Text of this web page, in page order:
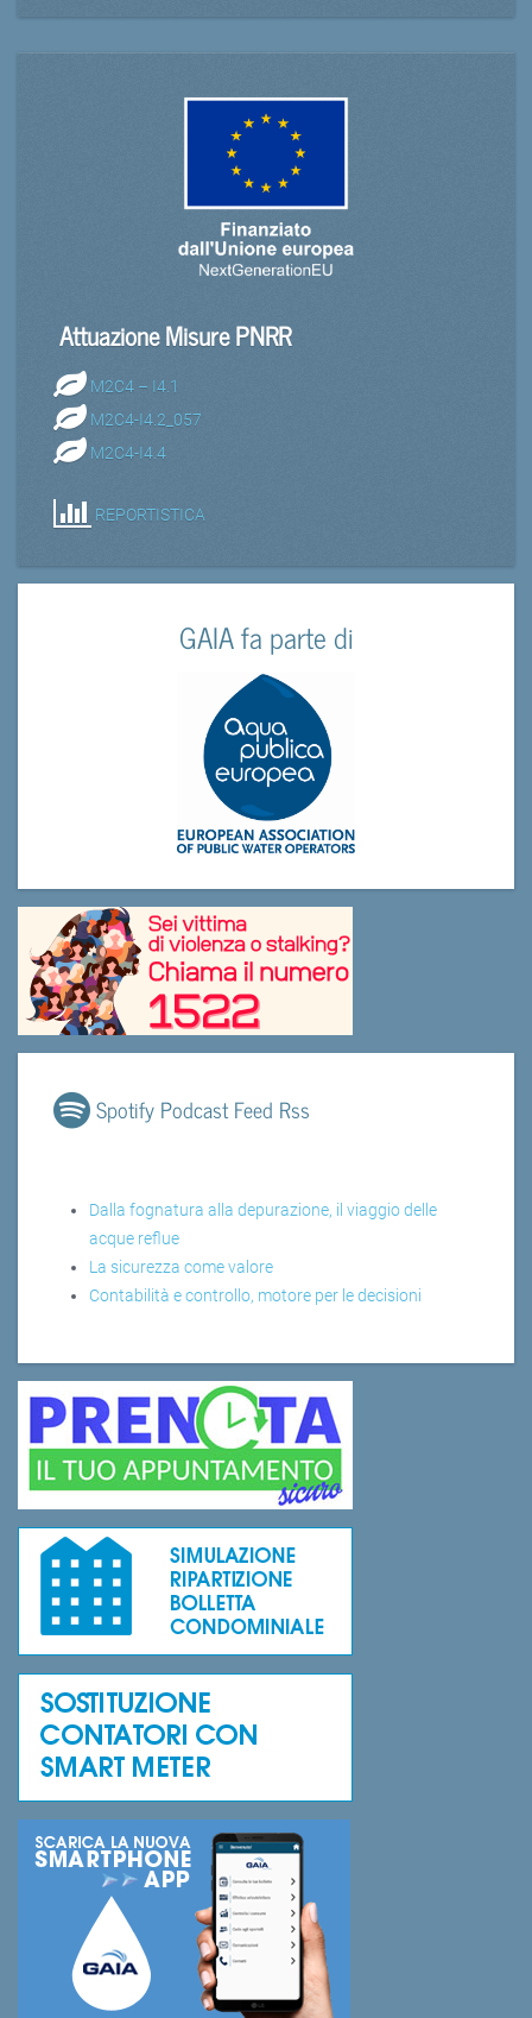
Attuazione Misure PNRR
M2C4 – I4.1
M2C4-I4.2_057
M2C4-I4.4
REPORTISTICA
GAIA fa parte di
Spotify Podcast Feed Rss
Dalla fognatura alla depurazione, il viaggio delle
acque reflue
La sicurezza come valore
Contabilità e controllo, motore per le decisioni